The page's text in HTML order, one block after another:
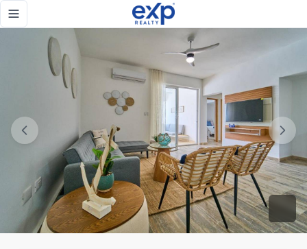
Toggle navigation menu
Punta Cana, apartameto en venta en hermoso complejo